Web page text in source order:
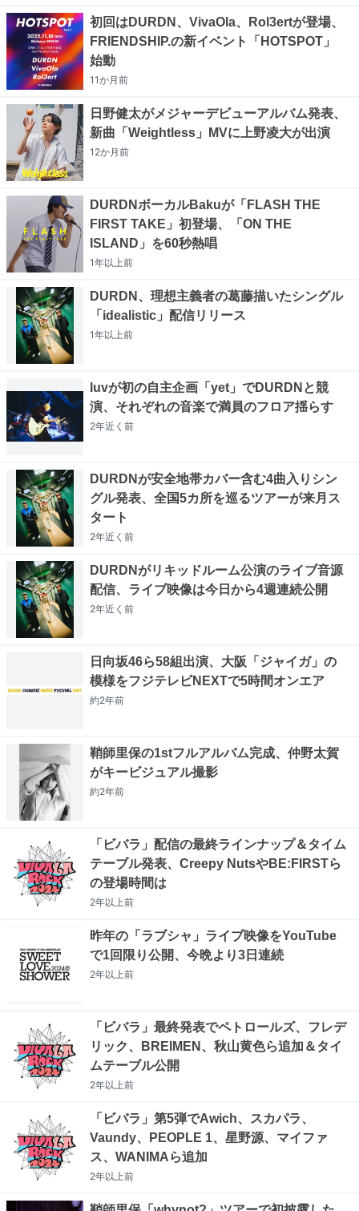
初回はDURDN、VivaOla、Rol3ertが登場、
FRIENDSHIP.の新イベント「HOTSPOT」
始動
11か月前
日野健太がメジャーデビューアルバム発表、
新曲「Weightless」MVに上野凌大が出演
12か月前
DURDNボーカルBakuが「FLASH THE
FIRST TAKE」初登場、「ON THE
ISLAND」を60秒熱唱
1年以上前
DURDN、理想主義者の葛藤描いたシングル
「idealistic」配信リリース
1年以上前
luvが初の自主企画「yet」でDURDNと競
演、それぞれの音楽で満員のフロア揺らす
2年近く 前
DURDNが安全地帯カバー含む4曲入りシン
グル発表、全国5カ所を巡るツアーが来月ス
タート
2年近く 前
DURDNがリキッドルーム公演のライブ音源
配信、ライブ映像は今日から4週連続公開
2年近く 前
日向坂46ら58組出演、大阪「ジャイガ」の
模様をフジテレビNEXTで5時間オンエア
約2年前
鞘師里保の1stフルアルバム完成、仲野太賀
がキービジュアル撮影
約2年前
「ビバラ」配信の最終ラインナップ＆タイム
テーブル発表、Creepy NutsやBE:FIRSTら
の登場時間は
2年以上前
昨年の「ラブシャ」ライブ映像をYouTube
で1回限り公開、今晩より3日連続
2年以上前
「ビバラ」最終発表でペトロールズ、フレデ
リック、BREIMEN、秋山黄色ら追加＆タイ
ムテーブル公開
2年以上前
「ビバラ」第5弾でAwich、スカパラ、
Vaundy、PEOPLE 1、星野源、マイファ
ス、WANIMAら追加
2年以上前